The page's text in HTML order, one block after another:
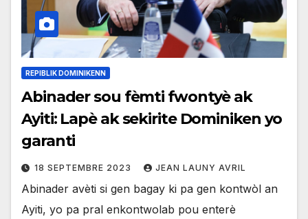
REPIBLIK DOMINIKENN
Abinader sou fèmti fwontyè ak
Ayiti: Lapè ak sekirite Dominiken yo
garanti
18 SEPTEMBRE 2023 JEAN LAUNY AVRIL
Abinader avèti si gen bagay ki pa gen kontwòl an
Ayiti, yo pa pral enkontwolab pou enterè